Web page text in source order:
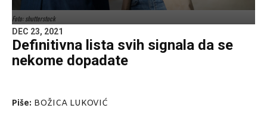
Foto: shutterstock
DEC 23, 2021
Definitivna lista svih signala da se
nekome dopadate
Piše: BOŽICA LUKOVIĆ